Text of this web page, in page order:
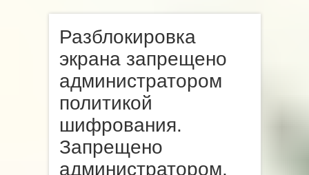
Разблокировка
экрана запрещено
администратором
политикой
шифрования.
Запрещено
администратором,